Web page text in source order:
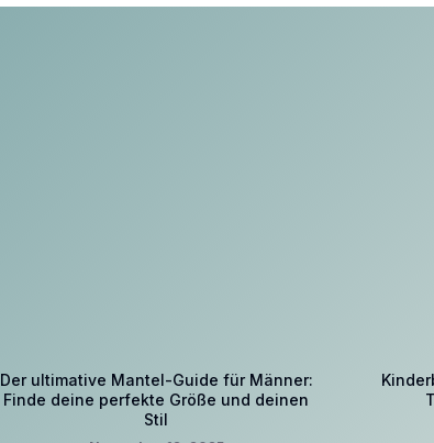
Der ultimative Mantel-Guide für Männer:
Finde deine perfekte Größe und deinen
Stil